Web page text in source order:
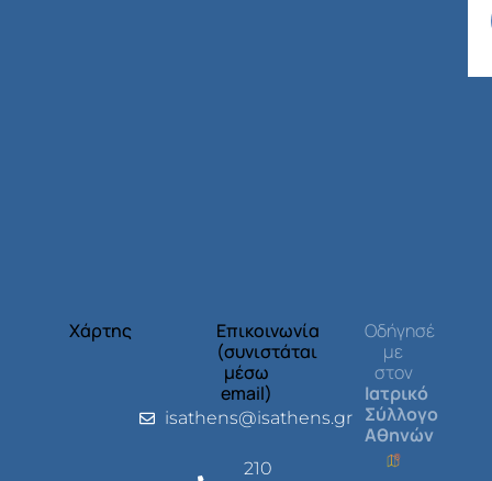
Χάρτης
Επικοινωνία
(συνιστάται
μέσω
email)
isathens@isathens.gr
210
Οδήγησέ
με
στον
Ιατρικό
Σύλλογο
Αθηνών